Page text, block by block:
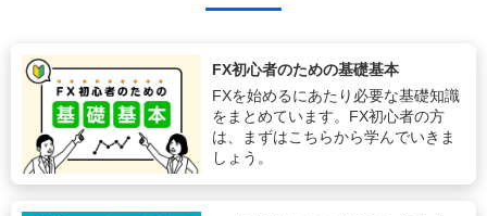
FX初心者のための基礎基本
FXを始めるにあたり必要な基礎知識
をまとめています。FX初心者の方
は、まずはこちらから学んでいきま
しょう。